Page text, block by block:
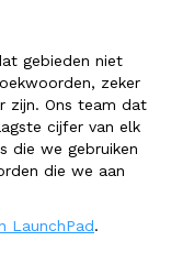
gebieden niet
zeker
zijn. Ons team dat
cijfer van elk
die we gebruiken
die we aan
LaunchPad.